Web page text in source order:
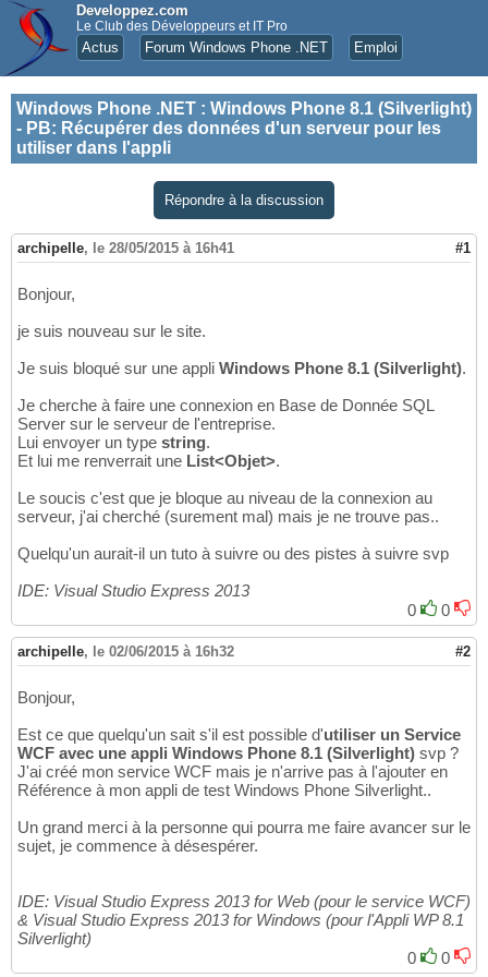
Developpez.com
Le Club des Développeurs et IT Pro
Actus Forum Windows Phone .NET Emploi
Windows Phone .NET : Windows Phone 8.1 (Silverlight)
- PB: Récupérer des données d'un serveur pour les
utiliser dans l'appli
Répondre à la discussion
archipelle, le 28/05/2015 à 16h41 #1
Bonjour,
je suis nouveau sur le site.
Je suis bloqué sur une appli Windows Phone 8.1 (Silverlight).
Je cherche à faire une connexion en Base de Donnée SQL
Server sur le serveur de l'entreprise.
Lui envoyer un type string.
Et lui me renverrait une List<Objet>.
Le soucis c'est que je bloque au niveau de la connexion au
serveur, j'ai cherché (surement mal) mais je ne trouve pas..
Quelqu'un aurait-il un tuto à suivre ou des pistes à suivre svp
IDE: Visual Studio Express 2013
0
0
archipelle, le 02/06/2015 à 16h32 #2
Bonjour,
Est ce que quelqu'un sait s'il est possible d'utiliser un Service
WCF avec une appli Windows Phone 8.1 (Silverlight) svp ?
J'ai créé mon service WCF mais je n'arrive pas à l'ajouter en
Référence à mon appli de test Windows Phone Silverlight..
Un grand merci à la personne qui pourra me faire avancer sur le
sujet, je commence à désespérer.
IDE: Visual Studio Express 2013 for Web (pour le service WCF)
& Visual Studio Express 2013 for Windows (pour l'Appli WP 8.1
Silverlight)
0
0